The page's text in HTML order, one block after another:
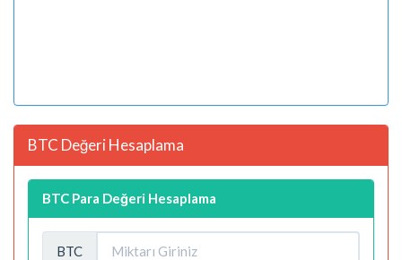
BTC Değeri Hesaplama
BTC Para Değeri Hesaplama
BTC